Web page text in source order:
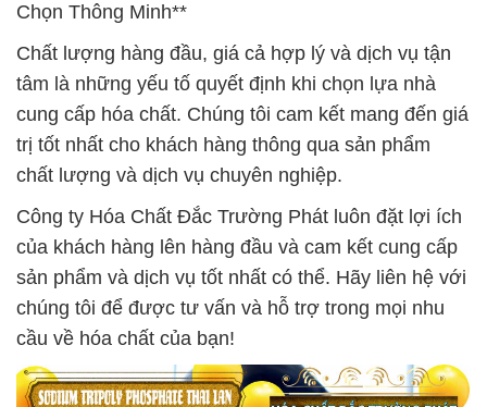
Chọn Thông Minh**
Chất lượng hàng đầu, giá cả hợp lý và dịch vụ tận
tâm là những yếu tố quyết định khi chọn lựa nhà
cung cấp hóa chất. Chúng tôi cam kết mang đến giá
trị tốt nhất cho khách hàng thông qua sản phẩm
chất lượng và dịch vụ chuyên nghiệp.
Công ty Hóa Chất Đắc Trường Phát luôn đặt lợi ích
của khách hàng lên hàng đầu và cam kết cung cấp
sản phẩm và dịch vụ tốt nhất có thể. Hãy liên hệ với
chúng tôi để được tư vấn và hỗ trợ trong mọi nhu
cầu về hóa chất của bạn!